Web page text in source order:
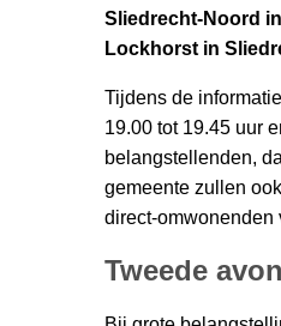
Sliedrecht-Noord
Lockhorst in
Tijdens de
19.00 tot 19.45 uur
belangstellenden,
gemeente zullen
direct-omwonenden
Tweede